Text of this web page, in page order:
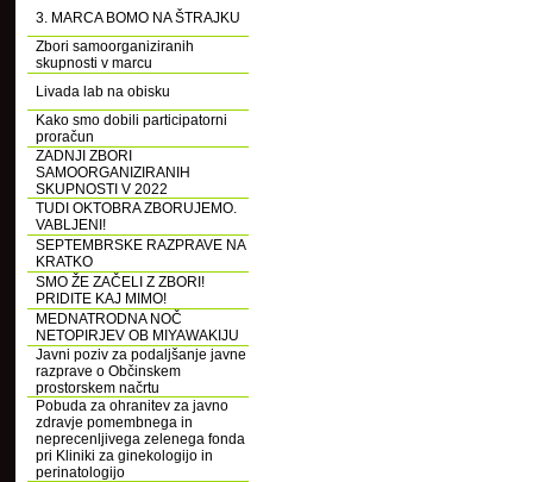
3. MARCA BOMO NA ŠTRAJKU
Zbori samoorganiziranih
skupnosti v marcu
Livada lab na obisku
Kako smo dobili participatorni
proračun
ZADNJI ZBORI
SAMOORGANIZIRANIH
SKUPNOSTI V 2022
TUDI OKTOBRA ZBORUJEMO.
VABLJENI!
SEPTEMBRSKE RAZPRAVE NA
KRATKO
SMO ŽE ZAČELI Z ZBORI!
PRIDITE KAJ MIMO!
MEDNATRODNA NOČ
NETOPIRJEV OB MIYAWAKIJU
Javni poziv za podaljšanje javne
razprave o Občinskem
prostorskem načrtu
Pobuda za ohranitev za javno
zdravje pomembnega in
neprecenljivega zelenega fonda
pri Kliniki za ginekologijo in
perinatologijo